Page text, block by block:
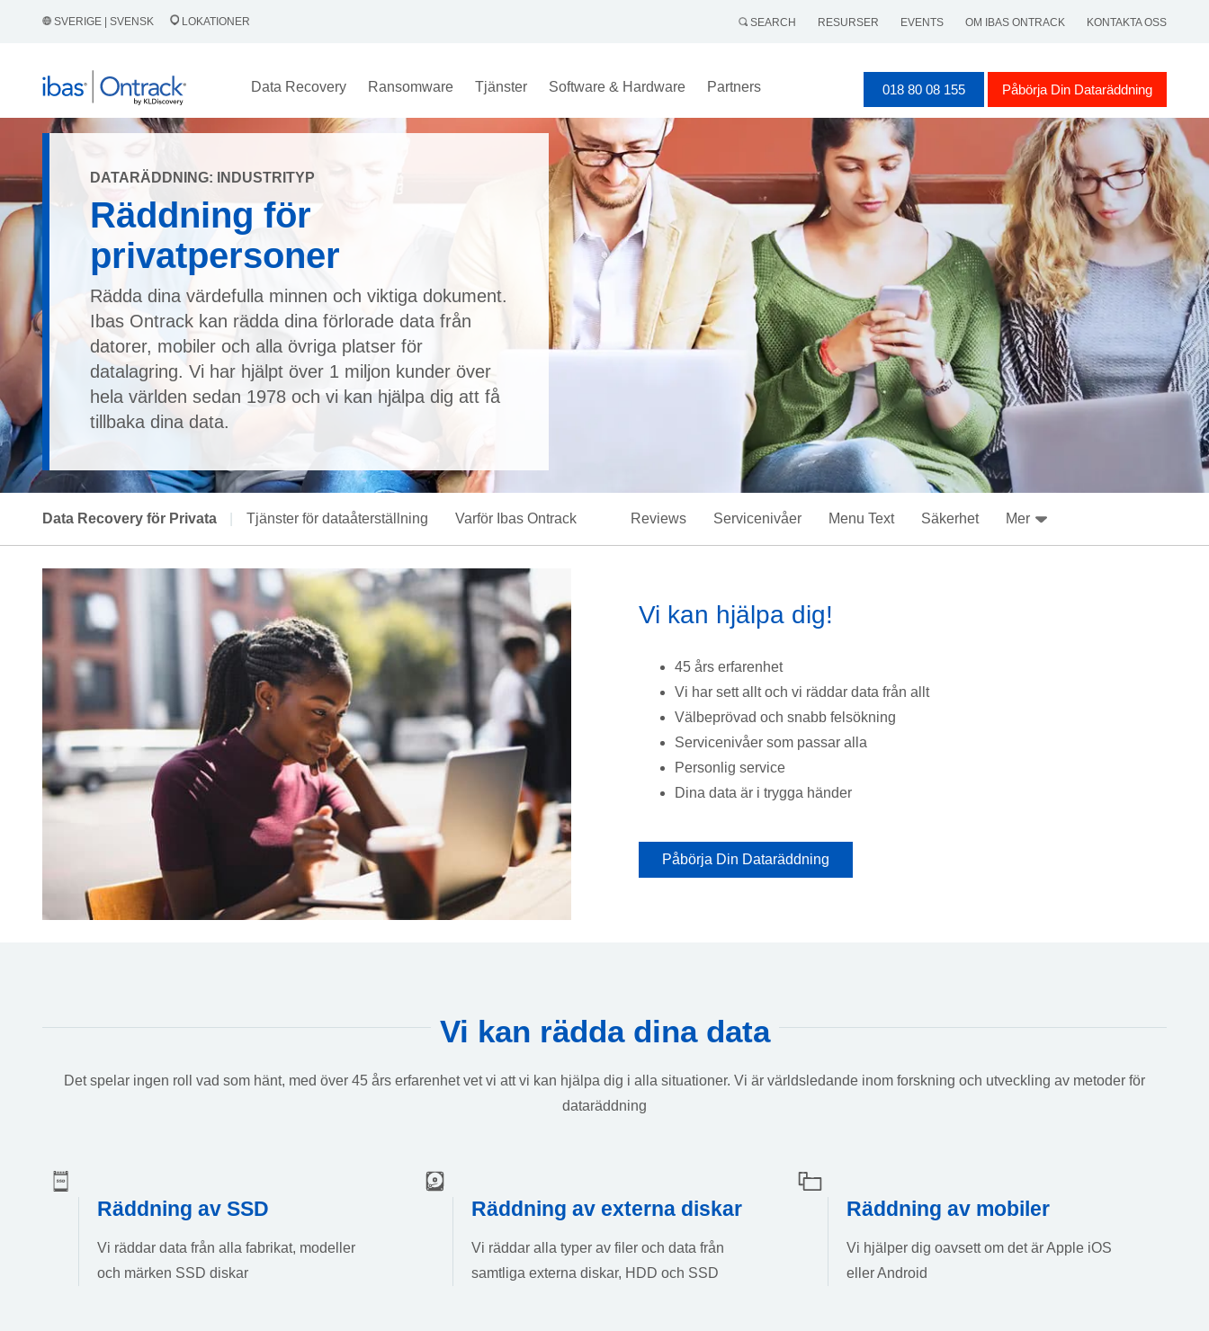
SVERIGE | SVENSK LOKATIONER SEARCH RESURSER EVENTS OM IBAS ONTRACK KONTAKTA OSS
Data Recovery Ransomware Tjänster Software & Hardware Partners 018 80 08 155 Påbörja Din Dataräddning
DATARÄDDNING: INDUSTRITYP
Räddning för
privatpersoner
Rädda dina värdefulla minnen och viktiga dokument.
Ibas Ontrack kan rädda dina förlorade data från
datorer, mobiler och alla övriga platser för
datalagring. Vi har hjälpt över 1 miljon kunder över
hela världen sedan 1978 och vi kan hjälpa dig att få
tillbaka dina data.
Data Recovery för Privata Tjänster för dataåterställning Varför Ibas Ontrack Reviews Servicenivåer Menu Text Säkerhet Mer
Vi kan hjälpa dig!
45 års erfarenhet
Vi har sett allt och vi räddar data från allt
Välbeprövad och snabb felsökning
Servicenivåer som passar alla
Personlig service
Dina data är i trygga händer
Påbörja Din Dataräddning
Vi kan rädda dina data
Det spelar ingen roll vad som hänt, med över 45 års erfarenhet vet vi att vi kan hjälpa dig i alla situationer. Vi är världsledande inom forskning och utveckling av metoder för
dataräddning
Räddning av SSD
Vi räddar data från alla fabrikat, modeller
och märken SSD diskar
Räddning av externa diskar
Vi räddar alla typer av filer och data från
samtliga externa diskar, HDD och SSD
Räddning av mobiler
Vi hjälper dig oavsett om det är Apple iOS
eller Android